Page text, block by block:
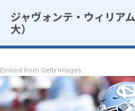
ジャヴォンテ・ウィリア
大）
Embed from Getty Images